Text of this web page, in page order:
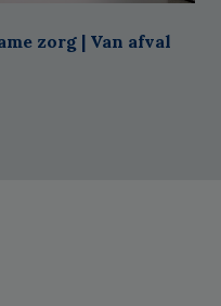
zorg | Van afval